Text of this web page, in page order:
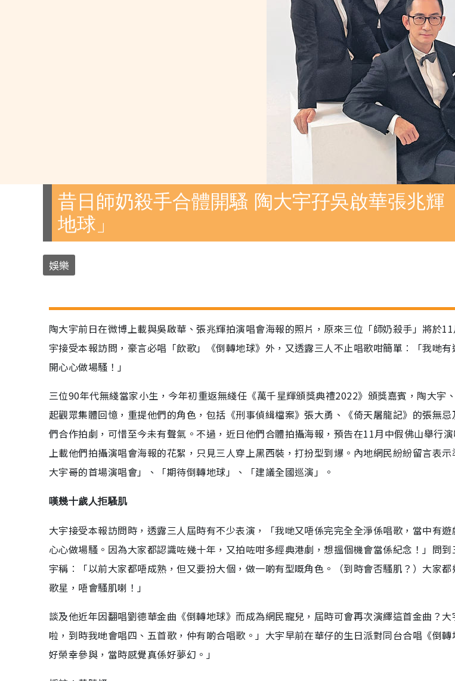
昔日師奶殺手合體開騷 陶大宇孖吳啟華張兆輝
地球」
娛樂
陶大宇前日在微博上載與吳啟華、張兆輝拍演唱會海報的照片，原來三位「師奶殺手」將於
宇接受本報訪問，豪言必唱「飲歌」《倒轉地球》外，又透露三人不止唱歌咁簡單︰「我哋
開心心做場騷！」
三位90年代無綫當家小生，今年初重返無綫任《萬千星輝頒獎典禮2022》頒獎嘉賓，陶大宇
起觀眾集體回憶，重提他們的角色，包括《刑事偵緝檔案》張大勇、《倚天屠龍記》的張無
們合作拍劇，可惜至今未有聲氣。不過，近日他們合體拍攝海報，預告在11月中假佛山舉行
上載他們拍攝演唱會海報的花絮，只見三人穿上黑西裝，打扮型到爆。內地網民紛紛留言表
大宇哥的首場演唱會」、「期待倒轉地球」、「建議全國巡演」。
嘆幾十歲人拒騷肌
大宇接受本報訪問時，透露三人屆時有不少表演，「我哋又唔係完完全全淨係唱歌，當中有
心心做場騷。因為大家都認識咗幾十年，又拍咗咁多經典港劇，想搵個機會當係紀念！」問
宇稱︰「以前大家都唔成熟，但又要扮大個，做一啲有型嘅角色。（到時會否騷肌？）大家
歌星，唔會騷肌喇！」
談及他近年因翻唱劉德華金曲《倒轉地球》而成為網民寵兒，屆時可會再次演繹這首金曲？
啦，到時我哋會唱四、五首歌，仲有啲合唱歌。」大宇早前在華仔的生日派對同台合唱《倒
好榮幸參與，當時感覺真係好夢幻。」